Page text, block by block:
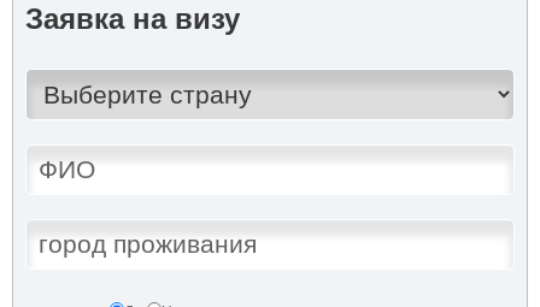
Заявка на визу